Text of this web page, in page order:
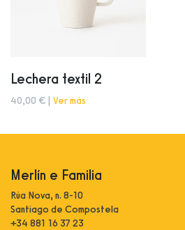
Lechera textil 2
40,00 € | Ver más
Merlín e Familia
Rúa Nova, n. 8-10
Santiago de Compostela
+34 881 16 37 23